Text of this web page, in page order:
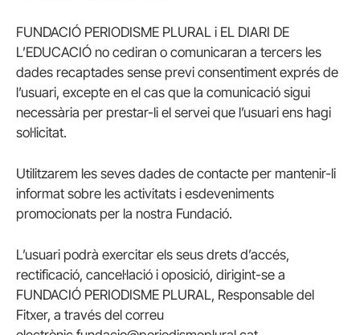
FUNDACIÓ PERIODISME PLURAL i EL DIARI DE
L’EDUCACIÓ no cediran o comunicaran a tercers les
dades recaptades sense previ consentiment exprés de
l’usuari, excepte en el cas que la comunicació sigui
necessària per prestar-li el servei que l’usuari ens hagi
sol·licitat.
Utilitzarem les seves dades de contacte per mantenir-li
informat sobre les activitats i esdeveniments
promocionats per la nostra Fundació.
L’usuari podrà exercitar els seus drets d’accés,
rectificació, cancel·lació i oposició, dirigint-se a
FUNDACIÓ PERIODISME PLURAL, Responsable del
Fitxer, a través del correu